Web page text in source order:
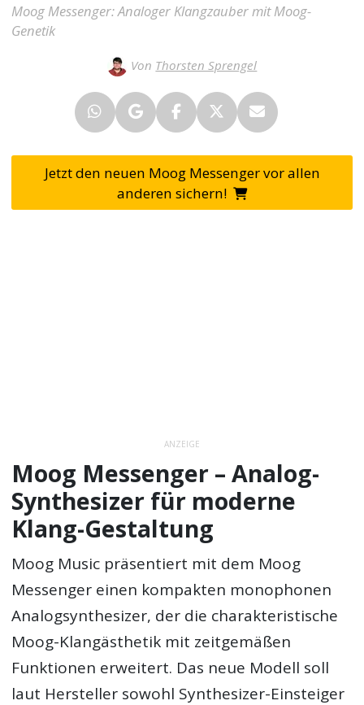
Moog Messenger: Analoger Klangzauber mit Moog-
Genetik
Von Thorsten Sprengel
Jetzt den neuen Moog Messenger vor allen
anderen sichern!
ANZEIGE
Moog Messenger – Analog-
Synthesizer für moderne
Klang-Gestaltung
Moog Music präsentiert mit dem Moog
Messenger einen kompakten monophonen
Analogsynthesizer, der die charakteristische
Moog-Klangästhetik mit zeitgemäßen
Funktionen erweitert. Das neue Modell soll
laut Hersteller sowohl Synthesizer-Einsteiger